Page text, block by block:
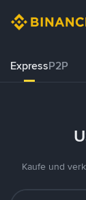
ExpressP2P
Kaufe und